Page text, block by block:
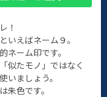
！
いえばネーム９。
ネーム印です。
似たモノ」ではなく
いましょう。
朱色です。